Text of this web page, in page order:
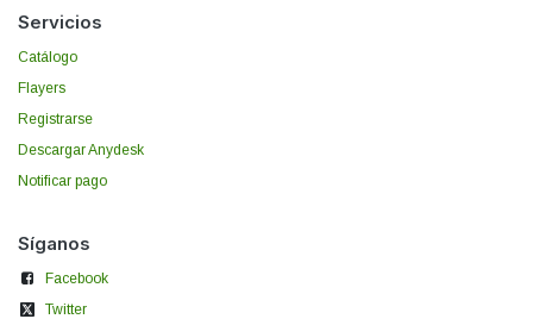
Servicios
Catálogo
Flayers
Registrarse
Descargar Anydesk
Notificar pago
Síganos
Facebook
Twitter